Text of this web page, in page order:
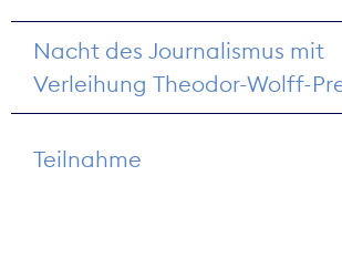
Nacht des Journalismus mit
Verleihung Theodor-Wolff-
Teilnahme